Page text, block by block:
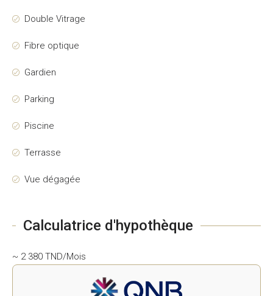
Double Vitrage
Fibre optique
Gardien
Parking
Piscine
Terrasse
Vue dégagée
Calculatrice d'hypothèque
~ 2 380 TND/Mois